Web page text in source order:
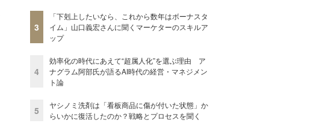
3
「下剋上したいなら、これから数年はボーナスタ
イム」山口義宏さんに聞くマーケターのスキルア
ップ
4
効率化の時代にあえて“超属人化”を選ぶ理由 ア
ナグラム阿部氏が語るAI時代の経営・マネジメン
ト論
5
ヤシノミ洗剤は「看板商品に傷が付いた状態」か
らいかに復活したのか？戦略とプロセスを聞く